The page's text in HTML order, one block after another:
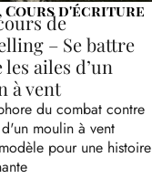
Cours d'écriture
de
– Se battre
ailes d’un
à vent
du combat contre
moulin à vent
pour une histoire